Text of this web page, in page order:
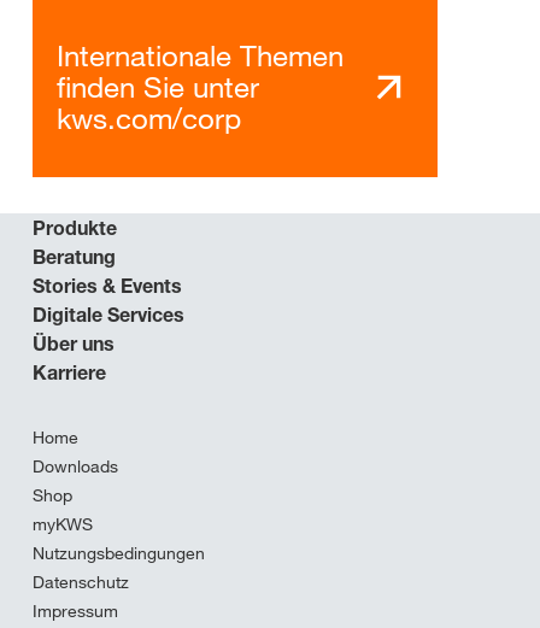
Internationale Themen
finden Sie unter
kws.com/corp
Produkte
Beratung
Stories & Events
Digitale Services
Über uns
Karriere
Home
Downloads
Shop
myKWS
Nutzungsbedingungen
Datenschutz
Impressum